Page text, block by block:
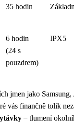
35 hodin
6 hodin
(24 s
pouzdrem)
IPX5
jmen jako Samsung,
vás finančně tolik
– tlumení